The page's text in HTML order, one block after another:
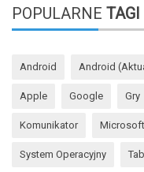
POPULARNE TAGI
Android Android
Apple Google Gry
Komunikator Microsoft
System Operacyjny